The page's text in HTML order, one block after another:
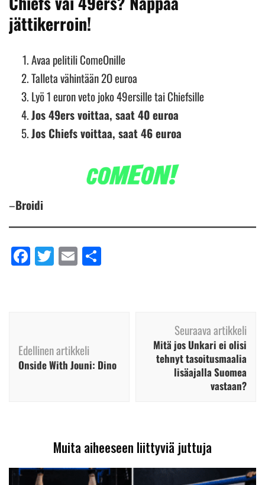
jättikerroin!
Avaa pelitili ComeOnille
Talleta vähintään 2O euroa
Lyö 1 euron veto joko 49ersille tai Chiefsille
Jos 49ers voittaa, saat 40 euroa
Jos Chiefs voittaa, saat 46 euroa
–Broidi
Facebook
Twitter
Email
Edellinen artikkeli
Onside With Jouni: Dino
Seuraava artikkeli
Mitä jos Unkari ei olisi
tehnyt tasoitusmaalia
lisäajalla Suomea
vastaan?
Muita aiheeseen liittyviä juttuja